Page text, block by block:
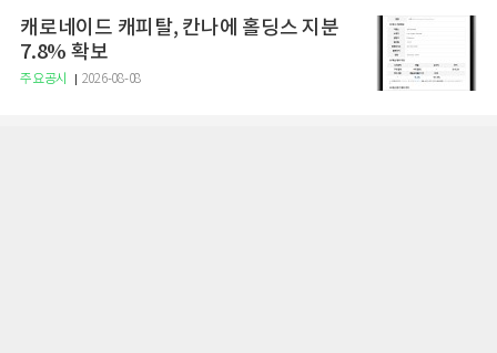
캐로네이드 캐피탈, 칸나에 홀딩스 지분
7.8% 확보
주요공시 2026-08-08